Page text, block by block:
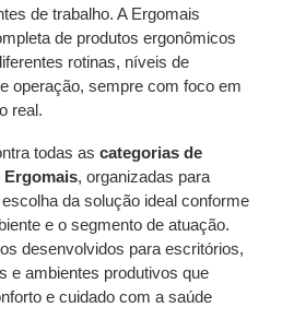
de trabalho. A Ergomais
de produtos ergonômicos
rotinas, níveis de
operação, sempre com foco em
real.
todas as categorias de
, organizadas para
da solução ideal conforme
e o segmento de atuação.
desenvolvidos para escritórios,
e ambientes produtivos que
e cuidado com a saúde